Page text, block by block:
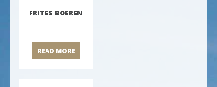
FRITES BOEREN
READ MOREFRITES BOEREN